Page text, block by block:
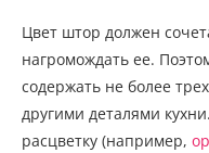
Цвет штор должен
нагромождать ее.
содержать не более
другими деталями
расцветку (например,